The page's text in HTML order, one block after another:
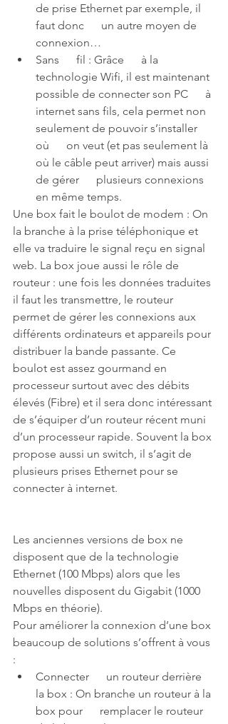
de prise Ethernet par exemple, il
faut donc      un autre moyen de
connexion…
Sans      fil : Grâce      à la
technologie Wifi, il est maintenant
possible de connecter son PC      à
internet sans fils, cela permet non
seulement de pouvoir s’installer
où      on veut (et pas seulement là
où le câble peut arriver) mais aussi
de gérer      plusieurs connexions
en même temps.
Une box fait le boulot de modem : On
la branche à la prise téléphonique et
elle va traduire le signal reçu en signal
web. La box joue aussi le rôle de
routeur : une fois les données traduites
il faut les transmettre, le routeur
permet de gérer les connexions aux
différents ordinateurs et appareils pour
distribuer la bande passante. Ce
boulot est assez gourmand en
processeur surtout avec des débits
élevés (Fibre) et il sera donc intéressant
de s’équiper d’un routeur récent muni
d’un processeur rapide. Souvent la box
propose aussi un switch, il s’agit de
plusieurs prises Ethernet pour se
connecter à internet.
Les anciennes versions de box ne
disposent que de la technologie
Ethernet (100 Mbps) alors que les
nouvelles disposent du Gigabit (1000
Mbps en théorie).
Pour améliorer la connexion d’une box
beaucoup de solutions s’offrent à vous
:
Connecter      un routeur derrière
la box : On branche un routeur à la
box pour      remplacer le routeur